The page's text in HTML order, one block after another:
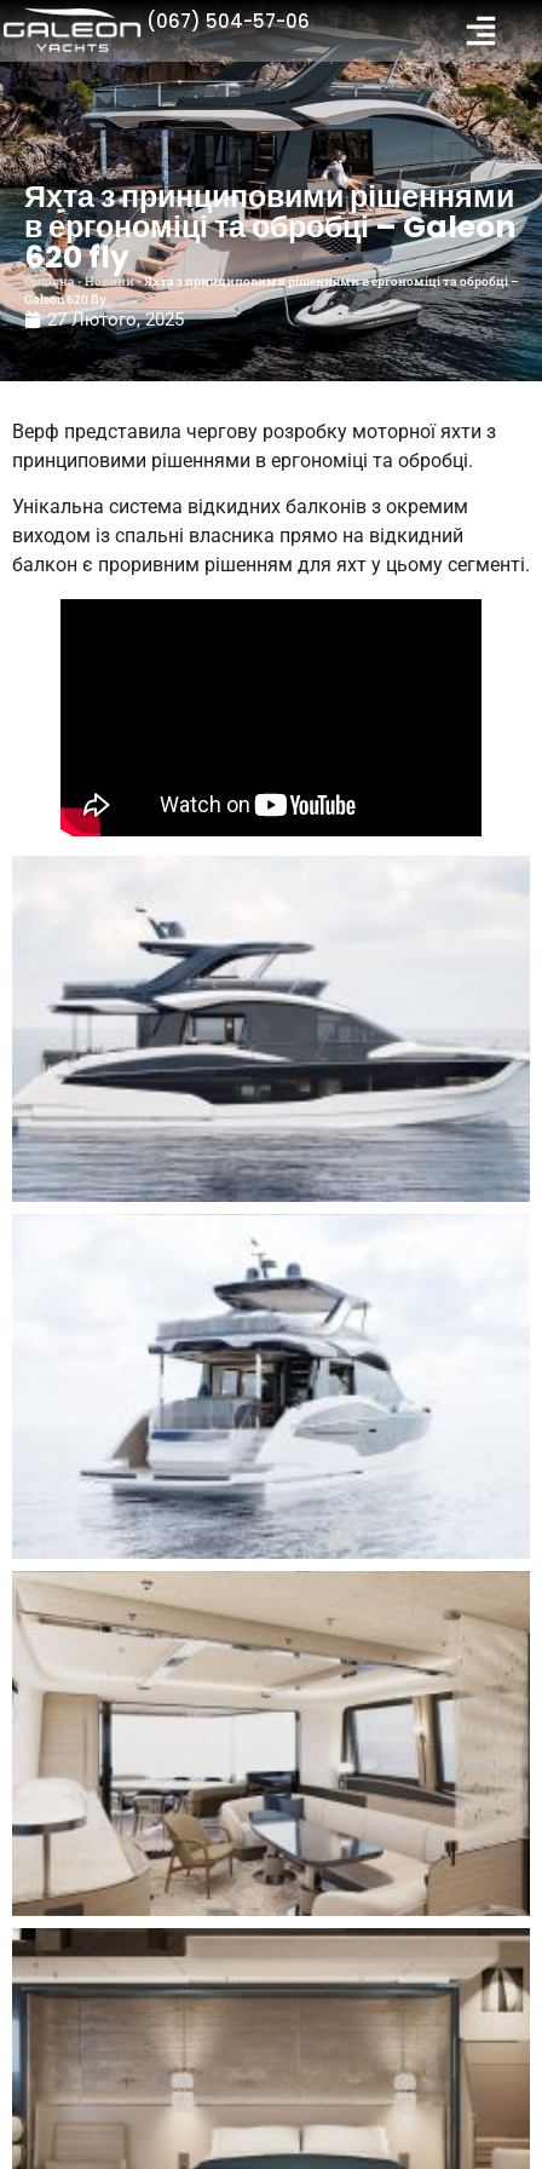
(067) 504-57-06
Яхта з принциповими рішеннями
в ергономіці та обробці – Galeon
620 fly
Головна-Новини-Яхта з принциповими рішеннями в ергономіці та обробці –
Galeon 620 fly
27 Лютого, 2025
Верф представила чергову розробку моторної яхти з
принциповими рішеннями в ергономіці та обробці.
Унікальна система відкидних балконів з окремим
виходом із спальні власника прямо на відкидний
балкон є проривним рішенням для яхт у цьому сегменті.